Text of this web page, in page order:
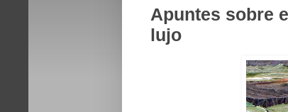
Apuntes sobre
lujo